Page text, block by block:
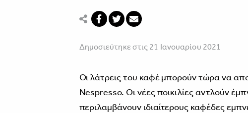
Δημοσιεύτηκε στις 21 Ιανουαρίου 2021
Οι λάτρεις του καφέ µπορούν τώρα να
Nespresso. Οι νέες ποικιλίες αντλούν
περιλαµβάνουν ιδιαίτερους καφέδες